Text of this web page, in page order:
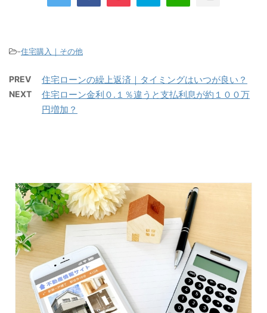
-住宅購入｜その他
PREV 住宅ローンの繰上返済｜タイミングはいつが良い？
NEXT
住宅ローン金利０.１％違うと支払利息が約１００万
円増加？